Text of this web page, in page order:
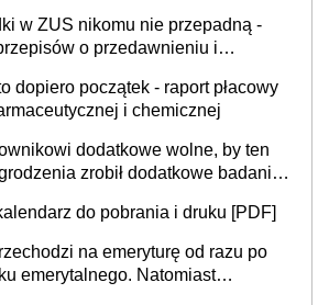
w ZUS nikomu nie przepadną -
o przedawnieniu i
dopiero początek - raport płacowy
i chemicznej
dodatkowe wolne, by ten
zrobił dodatkowe badania.
do pobrania i druku [PDF]
na emeryturę od razu po
emerytalnego. Natomiast